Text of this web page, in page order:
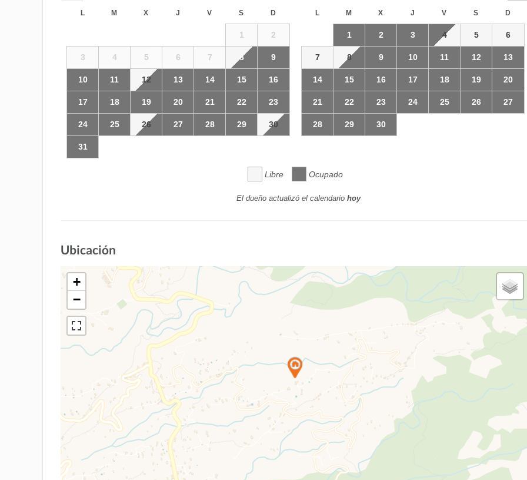
L M X J V S D
1 2
3 4 5 6 7 8 9
10 11 12 13 14 15 16
17 18 19 20 21 22 23
24 25 26 27 28 29 30
31
L M X J V S D
1 2 3 4 5 6
7 8 9 10 11 12 13
14 15 16 17 18 19 20
21 22 23 24 25 26 27
28 29 30
Libre Ocupado
El dueño actualizó el calendario hoy
Ubicación
+
−